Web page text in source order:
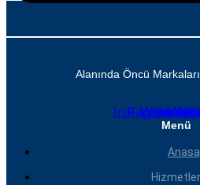
Alanında Öncü
Instagram
Facebook
Whatsapp
Menü